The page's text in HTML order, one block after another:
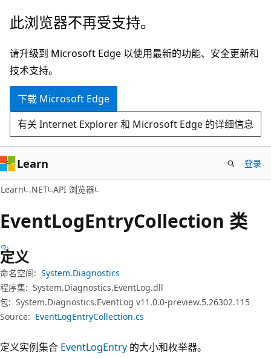
跳
主
要
内
跳
页
内
导
此浏览器不再受支持。
请升级到 Microsoft Edge 以使用最新的功能、安全更新和
技术支持。
下载 Microsoft Edge
有关 Internet Explorer 和 Microsoft Edge 的详细信息
Learn 登录
Learn .NET API 浏览器
EventLogEntryCollection 类
定义
命名空间: System.Diagnostics
程序集: System.Diagnostics.EventLog.dll
包: System.Diagnostics.EventLog v11.0.0-preview.5.26302.115
Source: EventLogEntryCollection.cs
定义实例集合 EventLogEntry 的大小和枚举器。